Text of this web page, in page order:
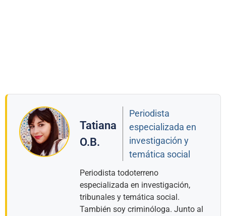
Tatiana
O.B.
Periodista
especializada en
investigación y
temática social
Periodista todoterreno
especializada en investigación,
tribunales y temática social.
También soy criminóloga. Junto al